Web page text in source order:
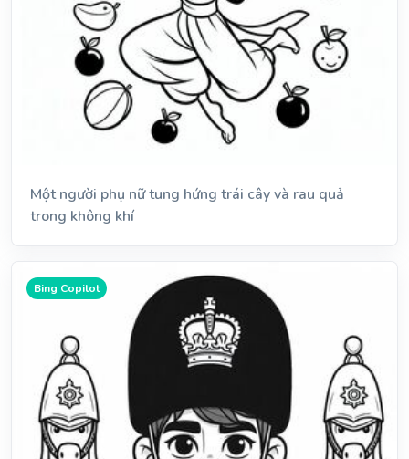
Một người phụ nữ tung hứng trái cây và rau quả
trong không khí
Bing Copilot